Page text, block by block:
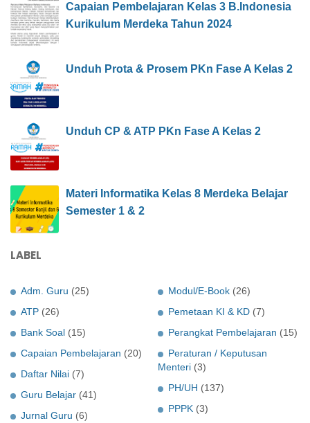
Capaian Pembelajaran Kelas 3 B.Indonesia
Kurikulum Merdeka Tahun 2024
Unduh Prota & Prosem PKn Fase A Kelas 2
Unduh CP & ATP PKn Fase A Kelas 2
Materi Informatika Kelas 8 Merdeka Belajar
Semester 1 & 2
LABEL
Adm. Guru (25)
ATP (26)
Bank Soal (15)
Capaian Pembelajaran (20)
Daftar Nilai (7)
Guru Belajar (41)
Jurnal Guru (6)
Modul/E-Book (26)
Pemetaan KI & KD (7)
Perangkat Pembelajaran (15)
Peraturan / Keputusan
Menteri (3)
PH/UH (137)
PPPK (3)